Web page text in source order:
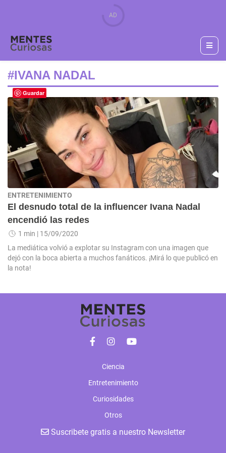
#IVANA NADAL
ENTRETENIMIENTO
El desnudo total de la influencer Ivana Nadal
encendió las redes
1 min | 15/09/2020
La mediática volvió a explotar su Instagram con una imagen que
dejó con la boca abierta a muchos fanáticos. ¡Mirá lo que publicó en
la nota!
Ciencia
Entretenimiento
Curiosidades
Otros
Suscribete gratis a nuestro Newsletter
Guardar